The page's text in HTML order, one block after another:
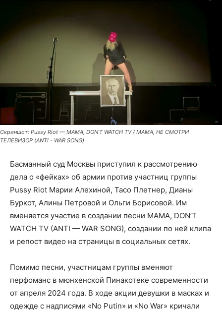
Скриншот: Pussy Riot — MAMA, DON’T WATCH TV / МАМА, НЕ СМОТРИ
ТЕЛЕВИЗОР (ANTI - WAR SONG)
Басманный суд Москвы приступил к рассмотрению
дела о «фейках» об армии против участниц группы
Pussy Riot Марии Алехиной, Тасо Плетнер, Дианы
Буркот, Алины Петровой и Ольги Борисовой. Им
вменяется участие в создании песни MAMA, DON’T
WATCH TV (ANTI — WAR SONG), создании по ней клипа
и репост видео на страницы в социальных сетях.
Помимо песни, участницам группы вменяют
перфоманс в мюнхенской Пинакотеке современности
от апреля 2024 года. В ходе акции девушки в масках и
одежде с надписями «No Putin» и «No War» кричали